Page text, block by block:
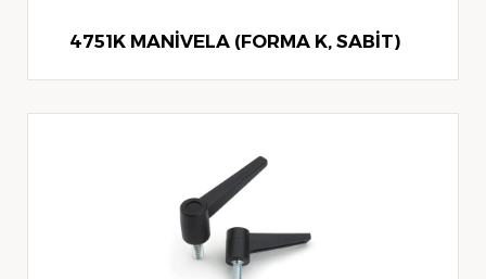
4751K MANİVELA (FORMA K, SABİT)